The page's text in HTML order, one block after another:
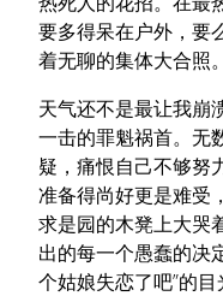
要多得呆在户外，要
着无聊的集体大合照。
天气还不是最让我崩
一击的罪魁祸首。无
疑，痛恨自己不够努
准备得尚好更是难受
求是园的木凳上大哭
出的每一个愚蠢的决
个姑娘失恋了吧”的目